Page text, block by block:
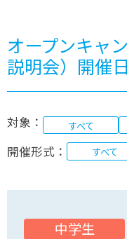
オープンキャ
説明会）開催
対象： すべて
開催形式： すべて
中学生